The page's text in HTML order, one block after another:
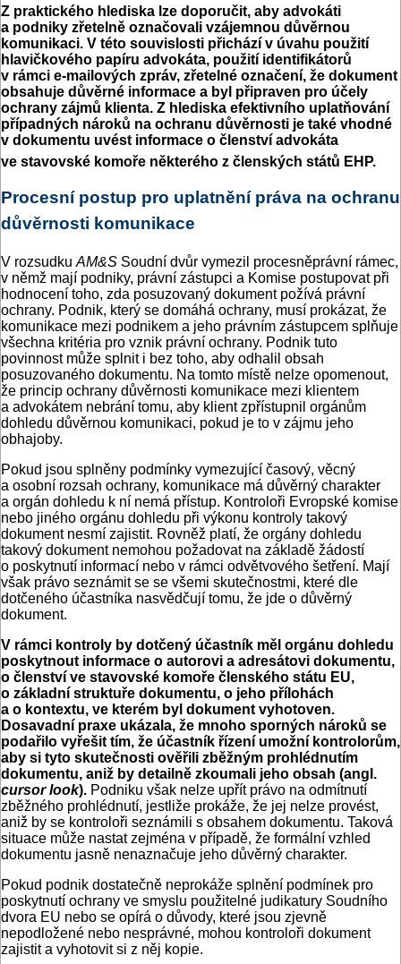
Z praktického hlediska lze doporučit, aby advokáti
a podniky zřetelně označovali vzájemnou důvěrnou
komunikaci. V této souvislosti přichází v úvahu použití
hlavičkového papíru advokáta, použití identifikátorů
v rámci e-mailových zpráv, zřetelné označení, že dokument
obsahuje důvěrné informace a byl připraven pro účely
ochrany zájmů klienta. Z hlediska efektivního uplatňování
případných nároků na ochranu důvěrnosti je také vhodné
v dokumentu uvést informace o členství advokáta
ve stavovské komoře některého z členských států EHP.
Procesní postup pro uplatnění práva na ochranu
důvěrnosti komunikace
V rozsudku AM&S Soudní dvůr vymezil procesněprávní rámec,
v němž mají podniky, právní zástupci a Komise postupovat při
hodnocení toho, zda posuzovaný dokument požívá právní
ochrany. Podnik, který se domáhá ochrany, musí prokázat, že
komunikace mezi podnikem a jeho právním zástupcem splňuje
všechna kritéria pro vznik právní ochrany. Podnik tuto
povinnost může splnit i bez toho, aby odhalil obsah
posuzovaného dokumentu. Na tomto místě nelze opomenout,
že princip ochrany důvěrnosti komunikace mezi klientem
a advokátem nebrání tomu, aby klient zpřístupnil orgánům
dohledu důvěrnou komunikaci, pokud je to v zájmu jeho
obhajoby.
Pokud jsou splněny podmínky vymezující časový, věcný
a osobní rozsah ochrany, komunikace má důvěrný charakter
a orgán dohledu k ní nemá přístup. Kontroloři Evropské komise
nebo jiného orgánu dohledu při výkonu kontroly takový
dokument nesmí zajistit. Rovněž platí, že orgány dohledu
takový dokument nemohou požadovat na základě žádostí
o poskytnutí informací nebo v rámci odvětvového šetření. Mají
však právo seznámit se se všemi skutečnostmi, které dle
dotčeného účastníka nasvědčují tomu, že jde o důvěrný
dokument.
V rámci kontroly by dotčený účastník měl orgánu dohledu
poskytnout informace o autorovi a adresátovi dokumentu,
o členství ve stavovské komoře členského státu EU,
o základní struktuře dokumentu, o jeho přílohách
a o kontextu, ve kterém byl dokument vyhotoven.
Dosavadní praxe ukázala, že mnoho sporných nároků se
podařilo vyřešit tím, že účastník řízení umožní kontrolorům,
aby si tyto skutečnosti ověřili zběžným prohlédnutím
dokumentu, aniž by detailně zkoumali jeho obsah (angl.
cursor look). Podniku však nelze upřít právo na odmítnutí
zběžného prohlédnutí, jestliže prokáže, že jej nelze provést,
aniž by se kontroloři seznámili s obsahem dokumentu. Taková
situace může nastat zejména v případě, že formální vzhled
dokumentu jasně nenaznačuje jeho důvěrný charakter.
Pokud podnik dostatečně neprokáže splnění podmínek pro
poskytnutí ochrany ve smyslu použitelné judikatury Soudního
dvora EU nebo se opírá o důvody, které jsou zjevně
nepodložené nebo nesprávné, mohou kontroloři dokument
zajistit a vyhotovit si z něj kopie.